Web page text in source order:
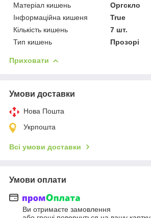
Матеріал кишень
Оргскло
Інформаційна кишеня
True
Кількість кишень
7 шт.
Тип кишень
Прозорі
Приховати
Умови доставки
Нова Пошта
Укрпошта
Всі умови доставки
Умови оплати
Ви отримаєте замовлення